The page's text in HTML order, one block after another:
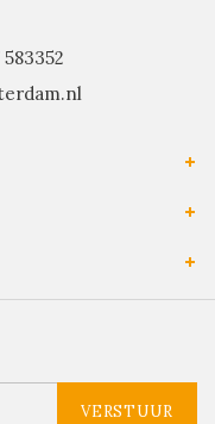
583352
VERSTUUR